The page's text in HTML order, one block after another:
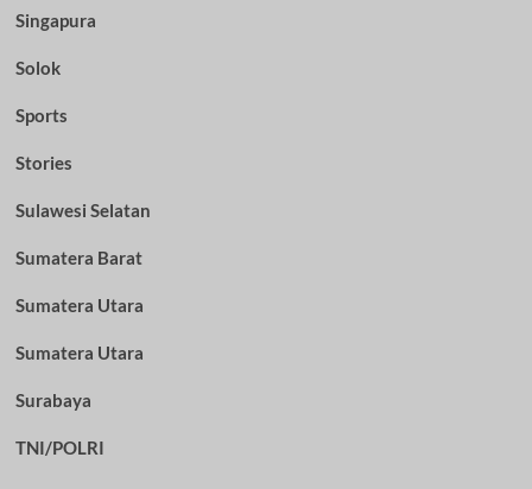
Singapura
Solok
Sports
Stories
Sulawesi Selatan
Sumatera Barat
Sumatera Utara
Sumatera Utara
Surabaya
TNI/POLRI